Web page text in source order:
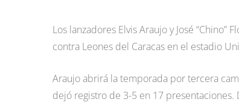
Los lanzadores Elvis Araujo y José
contra Leones del Caracas en el estadio
Araujo abrirá la temporada por tercera
dejó registro de 3-5 en 17